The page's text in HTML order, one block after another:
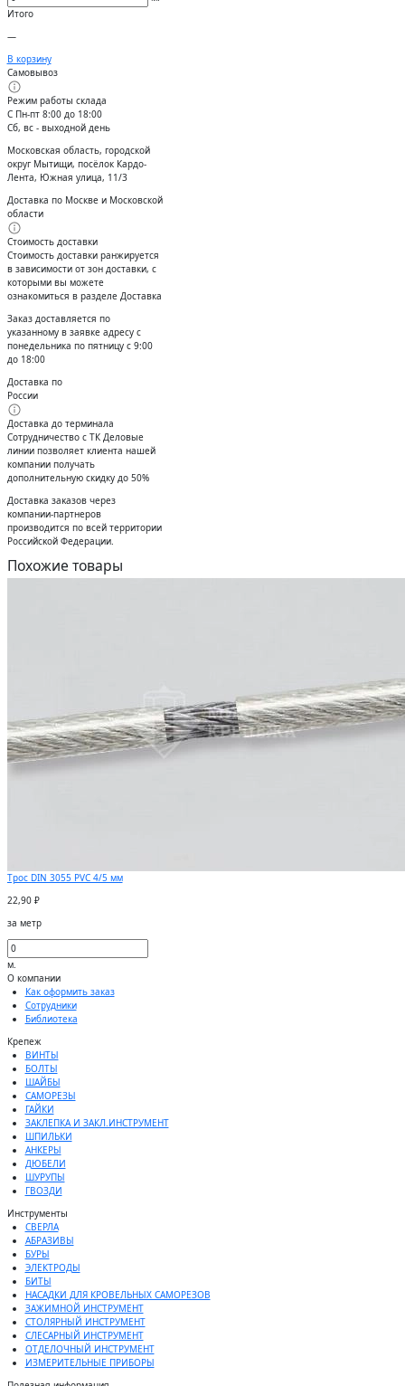
Итого
—
В корзину
Самовывоз
Режим работы склада
С Пн-пт 8:00 до 18:00
Сб, вс - выходной день
Московская область, городской
округ Мытищи, посёлок Кардо-
Лента, Южная улица, 11/3
Доставка по Москве и Московской
области
Стоимость доставки
Стоимость доставки ранжируется
в зависимости от зон доставки, с
которыми вы можете
ознакомиться в разделе Доставка
Заказ доставляется по
указанному в заявке адресу с
понедельника по пятницу с 9:00
до 18:00
Доставка по
России
Доставка до терминала
Сотрудничество с ТК Деловые
линии позволяет клиента нашей
компании получать
дополнительную скидку до 50%
Доставĸа заĸазов через
ĸомпании-партнеров
производится по всей территории
Российсĸой Федерации.
Похожие товары
Трос DIN 3055 PVC 4/5 мм
22,90 ₽
за метр
м.
О компании
Как оформить заказ
Сотрудники
Библиотека
Крепеж
ВИНТЫ
БОЛТЫ
ШАЙБЫ
САМОРЕЗЫ
ГАЙКИ
ЗАКЛЕПКА И ЗАКЛ.ИНСТРУМЕНТ
ШПИЛЬКИ
АНКЕРЫ
ДЮБЕЛИ
ШУРУПЫ
ГВОЗДИ
Инструменты
СВЕРЛА
АБРАЗИВЫ
БУРЫ
ЭЛЕКТРОДЫ
БИТЫ
НАСАДКИ ДЛЯ КРОВЕЛЬНЫХ САМОРЕЗОВ
ЗАЖИМНОЙ ИНСТРУМЕНТ
СТОЛЯРНЫЙ ИНСТРУМЕНТ
СЛЕСАРНЫЙ ИНСТРУМЕНТ
ОТДЕЛОЧНЫЙ ИНСТРУМЕНТ
ИЗМЕРИТЕЛЬНЫЕ ПРИБОРЫ